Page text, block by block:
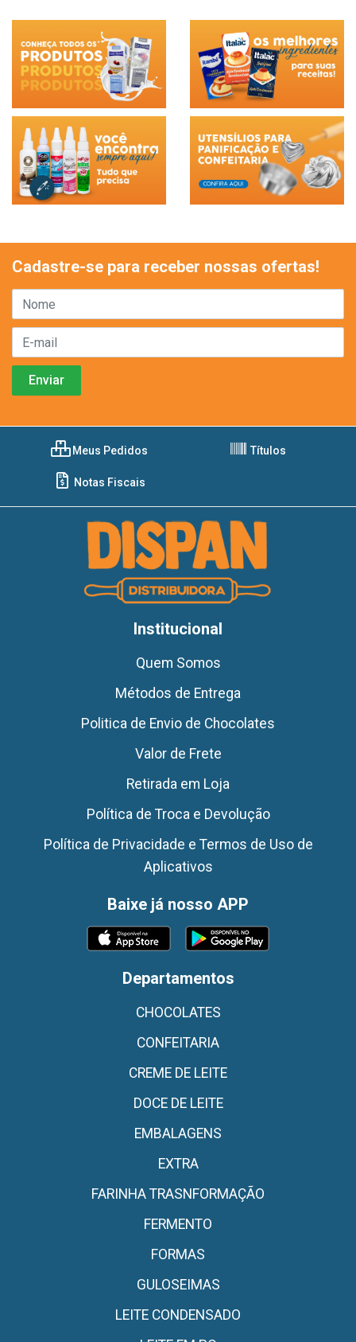
Cadastre-se para receber nossas ofertas!
Meus Pedidos Títulos
Notas Fiscais
Institucional
Quem Somos
Métodos de Entrega
Politica de Envio de Chocolates
Valor de Frete
Retirada em Loja
Política de Troca e Devolução
Política de Privacidade e Termos de Uso de
Aplicativos
Baixe já nosso APP
Departamentos
CHOCOLATES
CONFEITARIA
CREME DE LEITE
DOCE DE LEITE
EMBALAGENS
EXTRA
FARINHA TRASNFORMAÇÃO
FERMENTO
FORMAS
GULOSEIMAS
LEITE CONDENSADO